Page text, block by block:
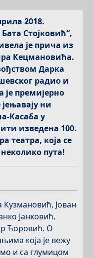
2018.
Стојковић“,
је прича из
Кецмановића.
Дарка
радио и
је премијерно
ни
Касаба у
изведена 100.
театра, која се
пута!
Кузмановић, Јован
Јанковић,
Ћоровић. О
која је вежу
и са глумицом